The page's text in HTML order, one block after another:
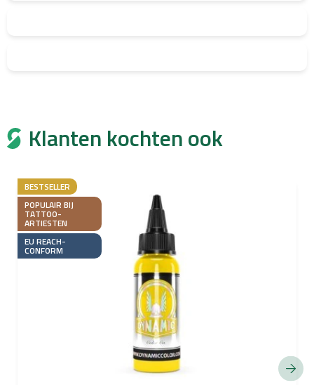
Klanten kochten ook
BESTSELLER
POPULAIR BIJ
TATTOO-
ARTIESTEN
EU REACH-
CONFORM